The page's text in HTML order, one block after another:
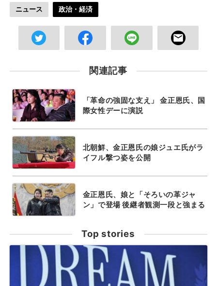
ニュース 政治・経済
関連記事
「革命の強固な支え」 金正恩氏、国
際女性デーに演説
北朝鮮、金正恩氏の娘ジュエ氏がラ
イフル撃つ姿を公開
金正恩氏、娘と「そろいの革ジャ
ン」で登場 後継者観測一段と強まる
Top stories